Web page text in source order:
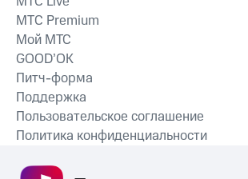
MTС Premium
Мой МТС
GOOD’OK
Питч-форма
Поддержка
Пользовательское соглашение
Политика конфиденциальности